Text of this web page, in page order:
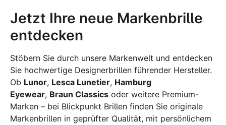
Jetzt Ihre neue Markenbrille
entdecken
Stöbern Sie durch unsere Markenwelt und entdecken
Sie hochwertige Designerbrillen führender Hersteller.
Ob Lunor, Lesca Lunetier, Hamburg
Eyewear, Braun Classics oder weitere Premium-
Marken – bei Blickpunkt Brillen finden Sie originale
Markenbrillen in geprüfter Qualität, mit persönlichem